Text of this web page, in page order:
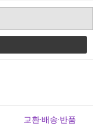
교환·배송·반품